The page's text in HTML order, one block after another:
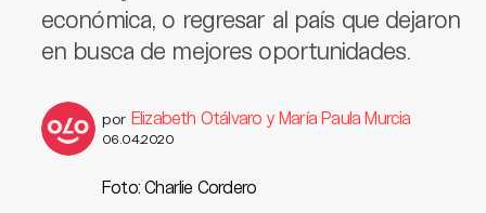
económica, o regresar al país que dejaron
en busca de mejores oportunidades.
por Elizabeth Otálvaro y María Paula Murcia
06.04.2020
Foto: Charlie Cordero